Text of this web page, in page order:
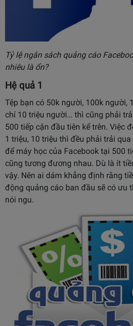
Tỷ lệ ngân sách quảng cáo
nhiêu là ổn?
Hệ quả 1
Tệp bạn có 50k người, 100k người,
chí 10 triệu người… thì cũng phải
500 tiếp cận đầu tiên kể trên. Việc
1 triệu, 10 triệu thì đều phải trải
để máy học của Facebook tại 500
cũng tương đương nhau. Dù là ít
vậy. Nên ai dám khẳng định rằng
động quảng cáo ban đầu sẽ có ưu
nói ngu.